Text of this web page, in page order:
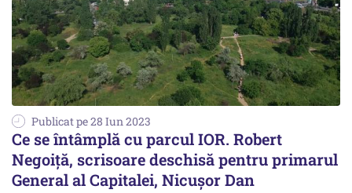
Publicat pe 28 Iun 2023
Ce se întâmplă cu parcul IOR. Robert
Negoiţă, scrisoare deschisă pentru primarul
General al Capitalei, Nicuşor Dan